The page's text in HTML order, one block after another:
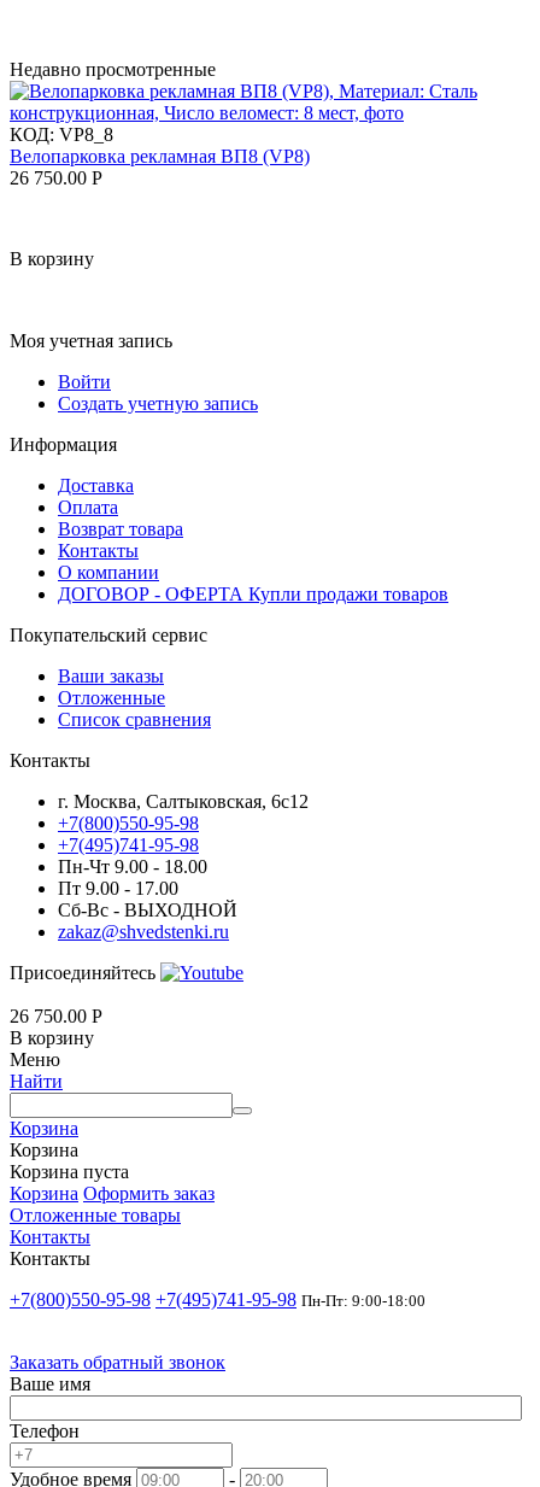
Недавно просмотренные
КОД: VP8_8
Велопарковка рекламная ВП8 (VP8)
26 750.00 Р
В корзину
Моя учетная запись
Войти
Создать учетную запись
Информация
Доставка
Оплата
Возврат товара
Контакты
О компании
ДОГОВОР - ОФЕРТА Купли продажи товаров
Покупательский сервис
Ваши заказы
Отложенные
Список сравнения
Контакты
г. Москва, Салтыковская, 6с12
+7(800)550-95-98
+7(495)741-95-98
Пн-Чт 9.00 - 18.00
Пт 9.00 - 17.00
Сб-Вс - ВЫХОДНОЙ
zakaz@shvedstenki.ru
Присоединяйтесь
26 750.00 Р
В корзину
Меню
Найти
Корзина
Корзина
Корзина пуста
Корзина Оформить заказ
Отложенные товары
Контакты
Контакты
+7(800)550-95-98 +7(495)741-95-98 Пн-Пт: 9:00-18:00
Заказать обратный звонок
Ваше имя
Телефон
Удобное время -